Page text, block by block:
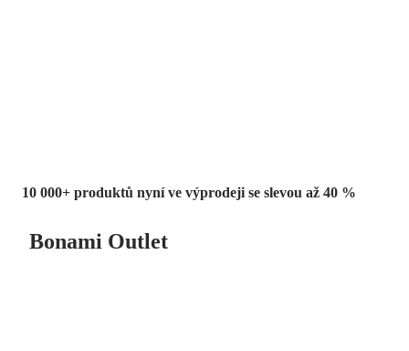
10 000+ produktů nyní ve výprodeji se slevou až 40 %
Bonami Outlet